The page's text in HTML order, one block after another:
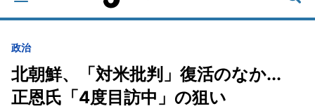
政治
北朝鮮、「対米批判」復活のなか...
正恩氏「4度目訪中」の狙い